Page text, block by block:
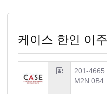
케이스 한인 이
201-4665
M2N 0B4